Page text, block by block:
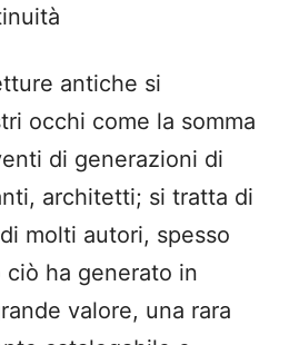
antiche si
occhi come la somma
di generazioni di
architetti; si tratta di
molti autori, spesso
ha generato in
valore, una rara